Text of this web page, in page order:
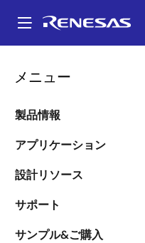
ン
メニュー
製品情報
アプリケーション
設計リソース
サポート
サンプル&ご購入
パ
ン
く
ず
Automotive Strategy - 2023
Automotive
2023
Day（2023
催）